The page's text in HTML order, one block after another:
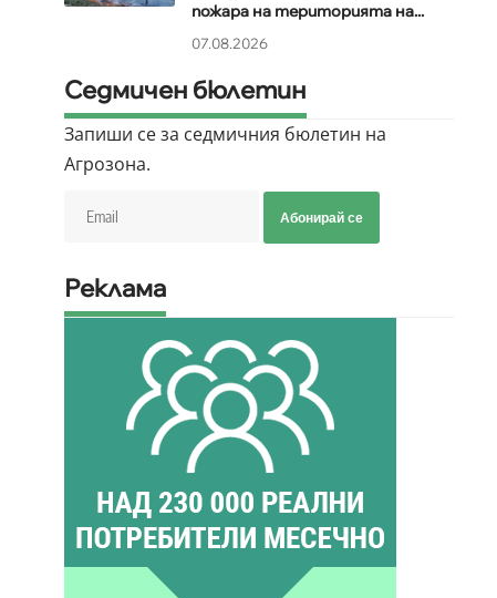
пожара на територията на...
07.08.2026
Седмичен бюлетин
Запиши се за седмичния бюлетин на
Агрозона.
Абонирай се
Реклама